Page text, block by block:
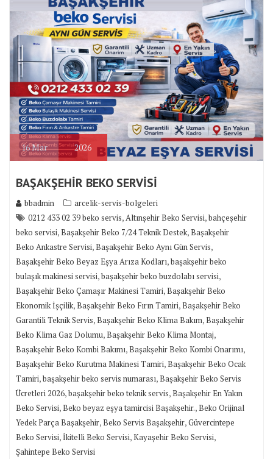
16Mar 2026
BAŞAKŞEHİR BEKO SERVİSİ
bbadmin
arcelik-servis-bolgeleri
0212 433 02 39 beko servis,Altınşehir Beko Servisi,bahçeşehir
beko servisi,Başakşehir Beko 7/24 Teknik Destek,Başakşehir
Beko Ankastre Servisi,Başakşehir Beko Aynı Gün Servis,
Başakşehir Beko Beyaz Eşya Arıza Kodları,başakşehir beko
bulaşık makinesi servisi,başakşehir beko buzdolabı servisi,
Başakşehir Beko Çamaşır Makinesi Tamiri,Başakşehir Beko
Ekonomik İşçilik,Başakşehir Beko Fırın Tamiri,Başakşehir Beko
Garantili Teknik Servis,Başakşehir Beko Klima Bakım,Başakşehir
Beko Klima Gaz Dolumu,Başakşehir Beko Klima Montaj,
Başakşehir Beko Kombi Bakımı,Başakşehir Beko Kombi Onarımı,
Başakşehir Beko Kurutma Makinesi Tamiri,Başakşehir Beko Ocak
Tamiri,başakşehir beko servis numarası,Başakşehir Beko Servis
Ücretleri 2026,başakşehir beko teknik servis,Başakşehir En Yakın
Beko Servisi,Beko beyaz eşya tamircisi Başakşehir.,Beko Orijinal
Yedek Parça Başakşehir,Beko Servis Başakşehir,Güvercintepe
Beko Servisi,İkitelli Beko Servisi,Kayaşehir Beko Servisi,
Şahintepe Beko Servisi